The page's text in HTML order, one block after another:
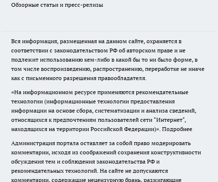
Обзорные статьи и пресс-релизы
Вся информация, размещенная на данном сайте, охраняется в
соответствии с законодательством РФ об авторском праве и не
подлежит использованию кем-либо в какой бы то ни было форме, в
том числе воспроизведению, распространению, переработке не иначе
как с письменного разрешения правообладателя.
«На информационном ресурсе применяются рекомендательные
технологии (информационные технологии предоставления
информации на основе сбора, систематизации и анализа сведений,
относящихся к предпочтениям пользователей сети "Интернет",
находящихся на территории Российской Федерации)». Подробнее
Администрация портала оставляет за собой право модерировать
комментарии, исходя из соображений сохранения конструктивности
обсуждения тем и соблюдения законодательства РФ и
рекомендательных технологий. На сайте не допускаются
комментарии, содержащие нецензурную брань, разжигающие